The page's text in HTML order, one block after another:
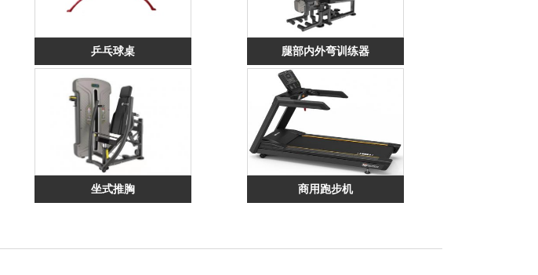
乒乓球桌 腿部内外弯训练器
坐式推胸 商用跑步机